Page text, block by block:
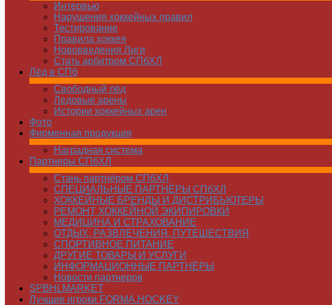
Интервью
Нарушения хоккейных правил
Тестирование
Правила хоккея
Нововведения Лиги
Стать арбитром СПбХЛ
Лёд в СПб
Свободный лёд
Ледовые арены
Истории хоккейных арен
Фото
Фирменная продукция
Наградная система
Партнеры СПбХЛ
Стань партнёром СПбХЛ
СПЕЦИАЛЬНЫЕ ПАРТНЁРЫ СПбХЛ
ХОККЕЙНЫЕ БРЕНДЫ И ДИСТРИБЬЮТЕРЫ
РЕМОНТ ХОККЕЙНОЙ ЭКИПИРОВКИ
МЕДИЦИНА И СТРАХОВАНИЕ
ОТДЫХ, РАЗВЛЕЧЕНИЯ, ПУТЕШЕСТВИЯ
СПОРТИВНОЕ ПИТАНИЕ
ДРУГИЕ ТОВАРЫ И УСЛУГИ
ИНФОРМАЦИОННЫЕ ПАРТНЁРЫ
Новости партнеров
SPBHLMARKET
Лучшие игроки FORMA.HOCKEY